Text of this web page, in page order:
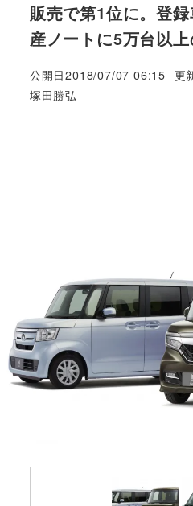
販売で第1位に。登
産ノートに5万台以
公開日2018/07/07 06:15 更
著
塚田勝弘